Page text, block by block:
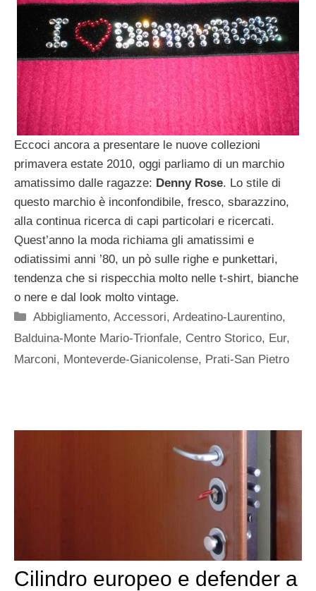
Eccoci ancora a presentare le nuove collezioni
primavera estate 2010, oggi parliamo di un marchio
amatissimo dalle ragazze: Denny Rose. Lo stile di
questo marchio è inconfondibile, fresco, sbarazzino,
alla continua ricerca di capi particolari e ricercati.
Quest’anno la moda richiama gli amatissimi e
odiatissimi anni ’80, un pò sulle righe e punkettari,
tendenza che si rispecchia molto nelle t-shirt, bianche
o nere e dal look molto vintage.
Categorie
Abbigliamento,Accessori,Ardeatino-Laurentino,
Balduina-Monte Mario-Trionfale, Centro Storico, Eur,
Marconi, Monteverde-Gianicolense, Prati-San Pietro
Cilindro europeo e defender a